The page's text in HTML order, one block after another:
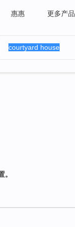
惠惠 更多产品